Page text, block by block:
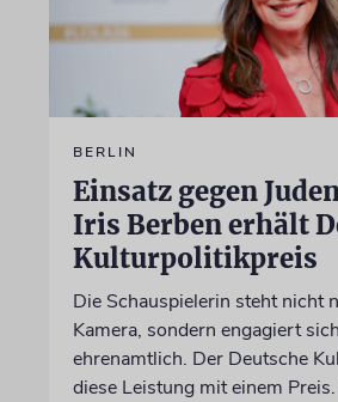
BERLIN
Einsatz gegen
Iris Berben erhält
Kulturpolitikpreis
Die Schauspielerin steht nicht
Kamera, sondern engagiert
ehrenamtlich. Der Deutsche
diese Leistung mit einem